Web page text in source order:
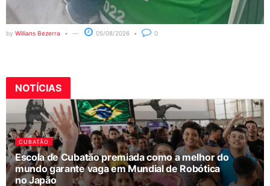
by Willians Bezerra 05/08/2026 0
NOTÍCIAS
CUBATÃO
Escola de Cubatão premiada como a melhor do
mundo garante vaga em Mundial de Robótica
no Japão